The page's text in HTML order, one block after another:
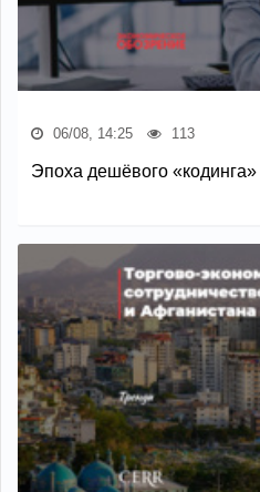
06/08, 14:25 113
Эпоха дешёвого «кодинга»